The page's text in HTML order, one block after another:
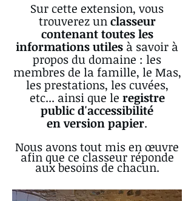
Sur cette extension, vous
trouverez unclasseur
contenant toutes les
informations utiles à savoir à
propos du domaine : les
membres de la famille, le Mas,
les prestations, les cuvées,
etc... ainsi que le registre
public d'accessibilité
en version papier.
Nous avons tout mis en œuvre
afin que ce classeur réponde
aux besoins de chacun.